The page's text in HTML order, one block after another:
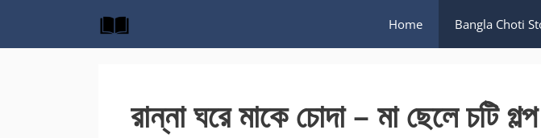
content
Home Bangla Choti
রান্না ঘরে মাকে চোদা – মা ছেলে চটি গল্প